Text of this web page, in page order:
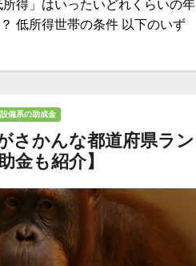
得」はいったいどれくらいの年
低所得世帯の条件 以下のいず
設備系の助成金
さかんな都道府県ラン
金も紹介】